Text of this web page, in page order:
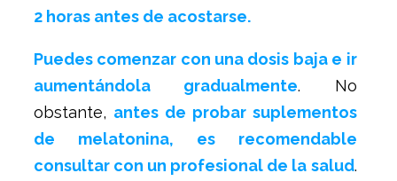
2 horas antes de acostarse.
Puedes comenzar con una dosis baja e ir
aumentándola gradualmente. No
obstante, antes de probar suplementos
de melatonina, es recomendable
consultar con un profesional de la salud.